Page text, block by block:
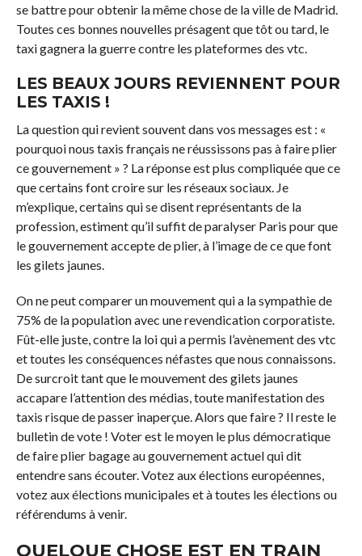
se battre pour obtenir la même chose de la ville de Madrid.
Toutes ces bonnes nouvelles présagent que tôt ou tard, le
taxi gagnera la guerre contre les plateformes des vtc.
LES BEAUX JOURS REVIENNENT POUR
LES TAXIS !
La question qui revient souvent dans vos messages est : «
pourquoi nous taxis français ne réussissons pas à faire plier
ce gouvernement » ? La réponse est plus compliquée que ce
que certains font croire sur les réseaux sociaux. Je
m’explique, certains qui se disent représentants de la
profession, estiment qu’il suffit de paralyser Paris pour que
le gouvernement accepte de plier, à l’image de ce que font
les gilets jaunes.
On ne peut comparer un mouvement qui a la sympathie de
75% de la population avec une revendication corporatiste.
Fût-elle juste, contre la loi qui a permis l’avènement des vtc
et toutes les conséquences néfastes que nous connaissons.
De surcroit tant que le mouvement des gilets jaunes
accapare l’attention des médias, toute manifestation des
taxis risque de passer inaperçue. Alors que faire ? Il reste le
bulletin de vote ! Voter est le moyen le plus démocratique
de faire plier bagage au gouvernement actuel qui dit
entendre sans écouter. Votez aux élections européennes,
votez aux élections municipales et à toutes les élections ou
référendums à venir.
QUELQUE CHOSE EST EN TRAIN